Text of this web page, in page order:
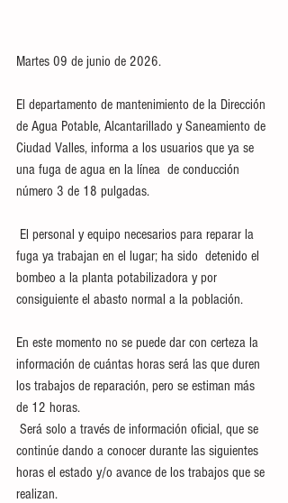
Martes 09 de junio de 2026.
El departamento de mantenimiento de la Dirección
de Agua Potable, Alcantarillado y Saneamiento de
Ciudad Valles, informa a los usuarios que ya se
una fuga de agua en la línea  de conducción
número 3 de 18 pulgadas.
fuga ya trabajan en el lugar; ha sido  detenido el
bombeo a la planta potabilizadora y por
consiguiente el abasto normal a la población.
En este momento no se puede dar con certeza la
información de cuántas horas será las que duren
los trabajos de reparación, pero se estiman más
de 12 horas.
continúe dando a conocer durante las siguientes
horas el estado y/o avance de los trabajos que se
realizan.